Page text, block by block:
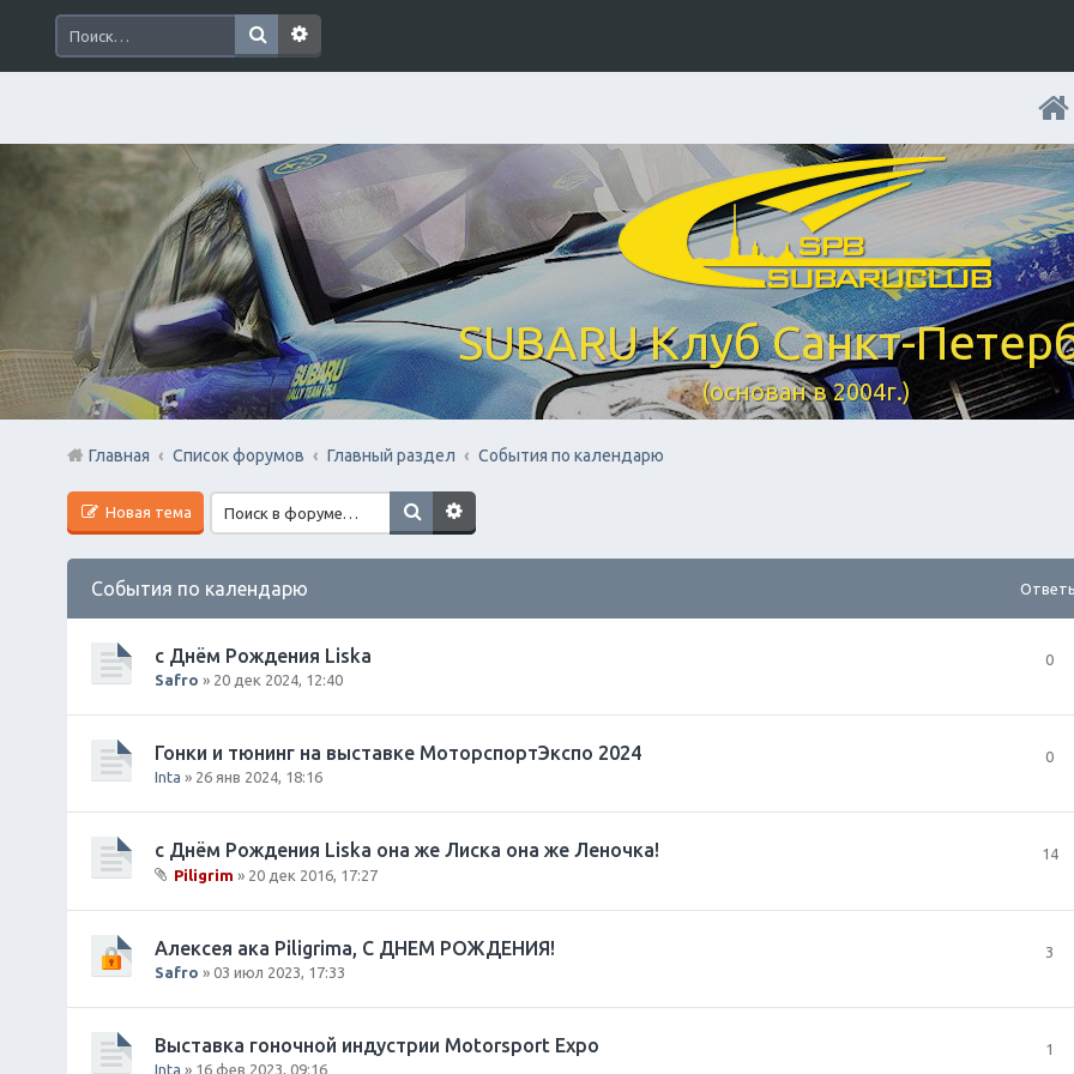
SUBARU Клуб Санкт-
(основан в 2004г.)
Главная Список форумов Главный раздел События по календарю
Новая тема
События по календарю
с Днём Рождения Liska
Safro » 20 дек 2024, 12:40
0
Гонки и тюнинг на выставке МоторспортЭкспо 2024
Inta » 26 янв 2024, 18:16
0
с Днём Рождения Liska она же Лиска она же Леночка!
о
е
н
я
Piligrim » 20 дек 2016, 17:27
14
Алексея ака Piligrimа, С ДНЕМ РОЖДЕНИЯ!
Safro » 03 июл 2023, 17:33
3
Выставка гоночной индустрии Motorsport Expo
Inta » 16 фев 2023, 09:16
1